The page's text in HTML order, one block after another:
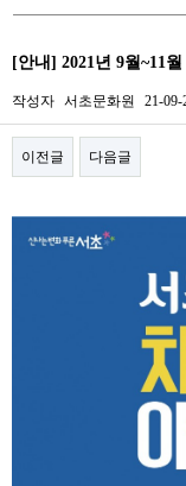
[안내] 2021년 9월~11
작성자 서초문화원 21-09-
이전글 다음글
본문